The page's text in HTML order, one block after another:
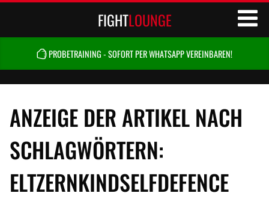
FIGHTLOUNGE
PROBETRAINING - SOFORT PER WHATSAPP VEREINBAREN!
ANZEIGE DER ARTIKEL NACH
SCHLAGWÖRTERN:
ELTZERNKINDSELFDEFENCE